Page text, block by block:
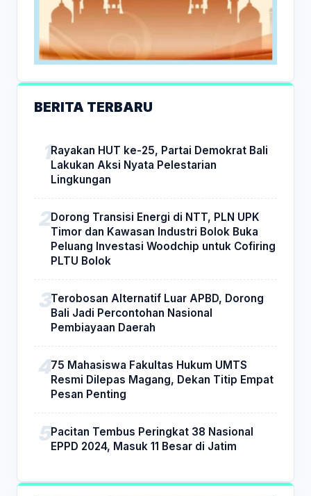
BERITA TERBARU
Rayakan HUT ke-25, Partai Demokrat Bali
Lakukan Aksi Nyata Pelestarian
Lingkungan
Dorong Transisi Energi di NTT, PLN UPK
Timor dan Kawasan Industri Bolok Buka
Peluang Investasi Woodchip untuk Cofiring
PLTU Bolok
Terobosan Alternatif Luar APBD, Dorong
Bali Jadi Percontohan Nasional
Pembiayaan Daerah
75 Mahasiswa Fakultas Hukum UMTS
Resmi Dilepas Magang, Dekan Titip Empat
Pesan Penting
Pacitan Tembus Peringkat 38 Nasional
EPPD 2024, Masuk 11 Besar di Jatim